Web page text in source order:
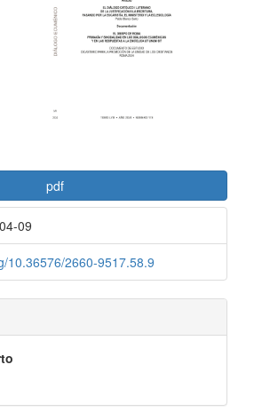
pdf
09
10.36576/2660-9517.58.9